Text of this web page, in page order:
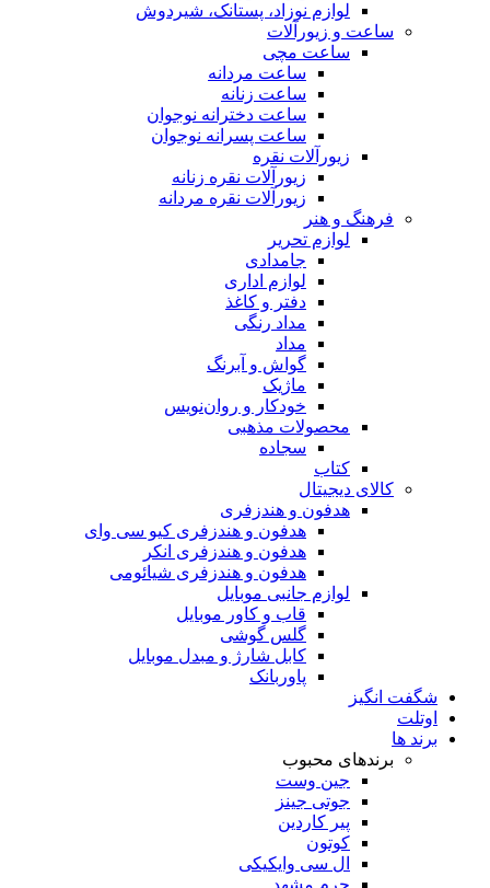
لوازم نوزاد، پستانک، شیردوش
ساعت و زیور‌آلات
ساعت مچی
ساعت مردانه
ساعت زنانه
ساعت دخترانه نوجوان
ساعت پسرانه نوجوان
زیورآلات نقره
زیورآلات نقره زنانه
زیورآلات نقره مردانه
فرهنگ و هنر
لوازم تحریر
جامدادی
لوازم اداری
دفتر و کاغذ
مداد رنگی
مداد
گواش و آبرنگ
ماژیک
خودکار و روان‌نویس
محصولات مذهبی
سجاده
کتاب
کالای دیجیتال
هدفون و هندزفری
هدفون و هندزفری کیو سی وای
هدفون و هندزفری انکر
هدفون و هندزفری شیائومی
لوازم جانبی موبایل
قاب و کاور موبایل
گلس گوشی
کابل شارژ و مبدل موبایل
پاوربانک
شگفت انگیز
اوتلت
برند ها
برندهای محبوب
جین وست
جوتی جینز
پیر کاردین
کوتون
ال سی وایکیکی
چرم مشهد